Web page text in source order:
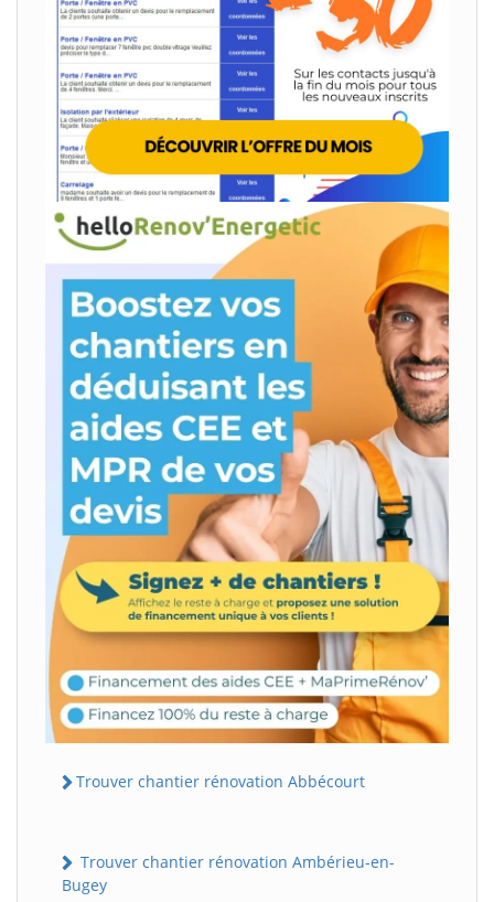
Trouver chantier rénovation Abbécourt
Trouver chantier rénovation Ambérieu-en-
Bugey